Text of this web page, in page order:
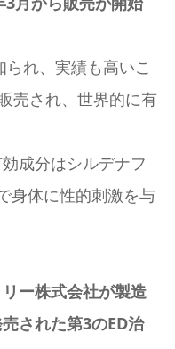
れ、実績も高いこ
売され、世界的に有
成分はシルデナフ
身体に性的刺激を与
ー株式会社が製造
された第3のED治